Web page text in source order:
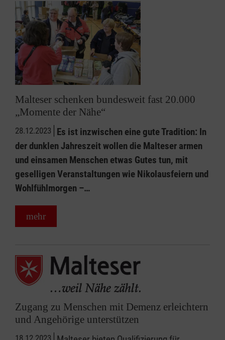
Malteser schenken bundesweit fast 20.000
„Momente der Nähe“
28.12.2023
Es ist inzwischen eine gute Tradition: In
der dunklen Jahreszeit wollen die Malteser armen
und einsamen Menschen etwas Gutes tun, mit
geselligen Veranstaltungen wie Nikolausfeiern und
Wohlfühlmorgen –…
mehr
Zugang zu Menschen mit Demenz erleichtern
und Angehörige unterstützen
18.12.2023